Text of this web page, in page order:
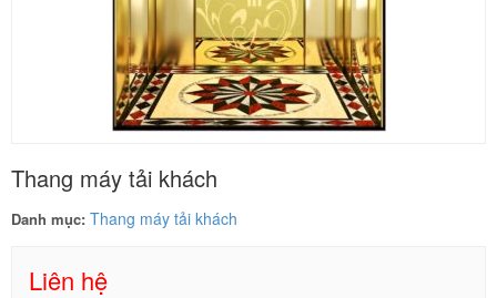
Thang máy tải khách
Danh mục: Thang máy tải khách
Liên hệ